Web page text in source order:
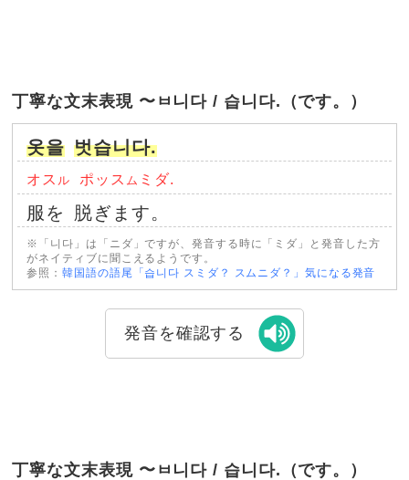
丁寧な文末表現 〜ㅂ니다 / 습니다.（です。）
옷을 벗습니다.
オス ル ポッス ム ミダ.
服を 脱ぎます。
※「니다」は「ニダ」ですが、発音する時に「ミダ」と発音した方
がネイティブに聞こえるようです。
参照：韓国語の語尾「습니다 スミダ？ スムニダ？」気になる発音
発音を確認する
丁寧な文末表現 〜ㅂ니다 / 습니다.（です。）